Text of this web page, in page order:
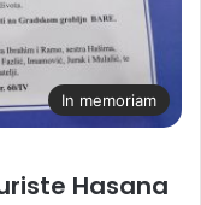
In memoriam
Hasana